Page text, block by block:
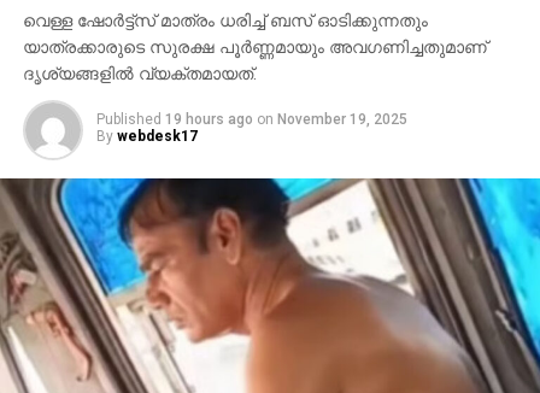
വെള്ള ഷോര്‍ട്ട്‌സ് മാത്രം ധരിച്ച് ബസ് ഓടിക്കുന്നതും
യാത്രക്കാരുടെ സുരക്ഷ പൂര്‍ണ്ണമായും അവഗണിച്ചതുമാണ്
ദൃശ്യങ്ങളില്‍ വ്യക്തമായത്.
Published 19 hours ago on November 19, 2025
By webdesk17